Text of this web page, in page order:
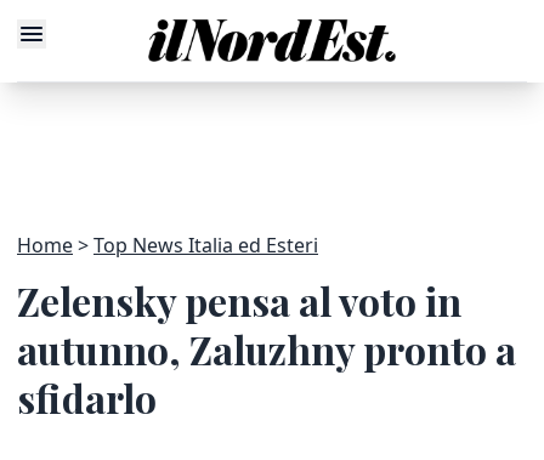
Home Top News Italia ed Esteri
Zelensky pensa al voto in
autunno, Zaluzhny pronto a
sfidarlo